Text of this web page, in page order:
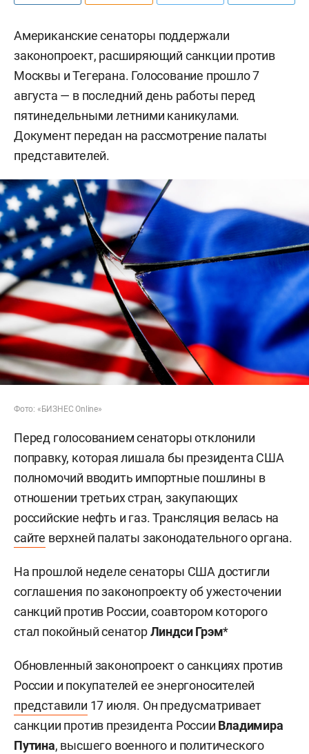
Американские сенаторы поддержали
законопроект, расширяющий санкции против
Москвы и Тегерана. Голосование прошло 7
августа — в последний день работы перед
пятинедельными летними каникулами.
Документ передан на рассмотрение палаты
представителей.
Фото: «БИЗНЕС Online»
Перед голосованием сенаторы отклонили
поправку, которая лишала бы президента США
полномочий вводить импортные пошлины в
отношении третьих стран, закупающих
российские нефть и газ. Трансляция велась на
сайте верхней палаты законодательного органа.
На прошлой неделе сенаторы США достигли
соглашения по законопроекту об ужесточении
санкций против России, соавтором которого
стал покойный сенаторЛиндси Грэм*
Обновленный законопроект о санкциях против
России и покупателей ее энергоносителей
представили 17 июля. Он предусматривает
санкции против президента России Владимира
Путина, высшего военного и политического